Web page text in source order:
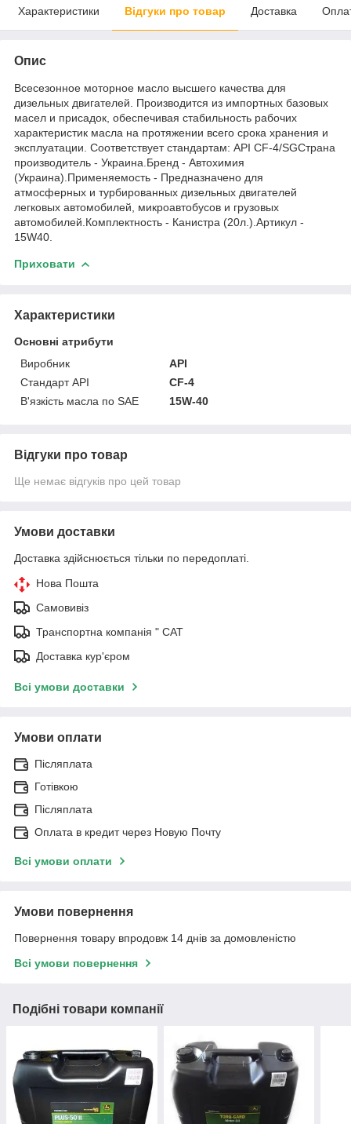
Характеристики Відгуки про товар Доставка
Опис
Всесезонное моторное масло высшего качества для
дизельных двигателей. Производится из импортных базовых
масел и присадок, обеспечивая стабильность рабочих
характеристик масла на протяжении всего срока хранения и
эксплуатации. Соответствует стандартам: API CF-4/SGСтрана
производитель - Украина.Бренд - Автохимия
(Украина).Применяемость - Предназначено для
атмосферных и турбированных дизельных двигателей
легковых автомобилей, микроавтобусов и грузовых
автомобилей.Комплектность - Канистра (20л.).Артикул -
15W40.
Приховати
Характеристики
Основні атрибути
Виробник
API
Стандарт API
CF-4
В'язкість масла по SAE
15W-40
Відгуки про товар
Ще немає відгуків про цей товар
Умови доставки
Доставка здійснюється тільки по передоплаті.
Нова Пошта
Самовивіз
Транспортна компанія " САТ
Доставка кур'єром
Всі умови доставки
Умови оплати
Післяплата
Готівкою
Післяплата
Оплата в кредит через Новую Почту
Всі умови оплати
Умови повернення
Повернення товару впродовж 14 днів за домовленістю
Всі умови повернення
Подібні товари компанії